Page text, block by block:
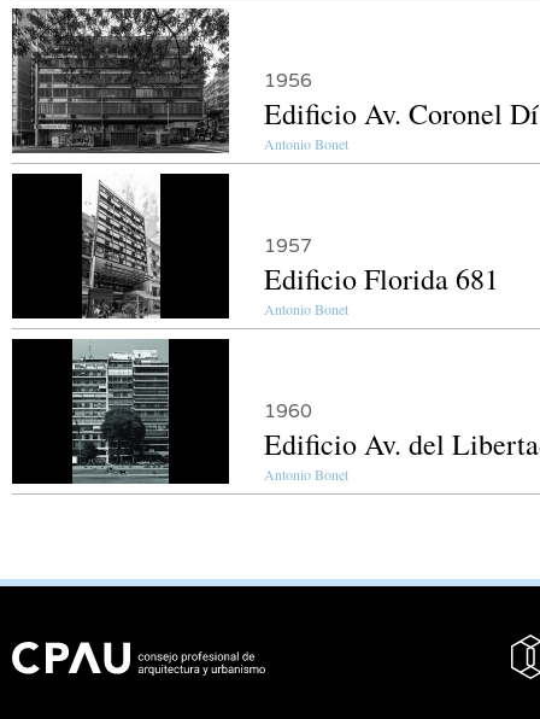
1956
Edificio Av. Coronel
Antonio Bonet
1957
Edificio Florida 681
Antonio Bonet
1960
Edificio Av. del
Antonio Bonet